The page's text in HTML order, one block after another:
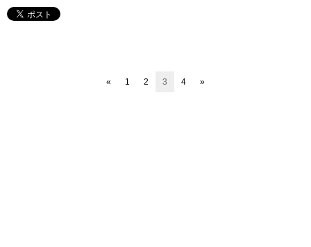
« 1 2 3 4 »